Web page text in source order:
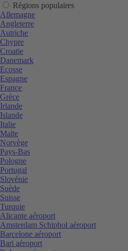
Régions populaires
Allemagne
Angleterre
Autriche
Chypre
Croatie
Danemark
Ecosse
Espagne
France
Grèce
Irlande
Islande
Italie
Malte
Norvège
Pays-Bas
Pologne
Portugal
Slovénie
Suède
Suisse
Turquie
Alicante aéroport
Amsterdam Schiphol aéroport
Barcelone aéroport
Bari aéroport